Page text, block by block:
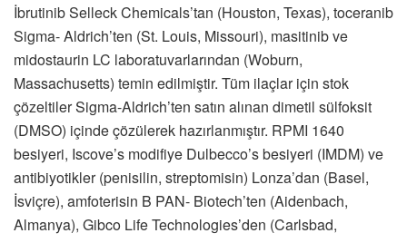
İbrutinib Selleck Chemicals’tan (Houston, Texas), toceranib
Sigma- Aldrich’ten (St. Louis, Missouri), masitinib ve
midostaurin LC laboratuvarlarından (Woburn,
Massachusetts) temin edilmiştir. Tüm ilaçlar için stok
çözeltiler Sigma-Aldrich’ten satın alınan dimetil sülfoksit
(DMSO) içinde çözülerek hazırlanmıştır. RPMI 1640
besiyeri, Iscove’s modifiye Dulbecco’s besiyeri (IMDM) ve
antibiyotikler (penisilin, streptomisin) Lonza’dan (Basel,
İsviçre), amfoterisin B PAN- Biotech’ten (Aidenbach,
Almanya), Gibco Life Technologies’den (Carlsbad,